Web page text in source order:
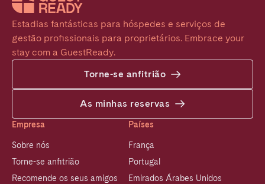
Estadias fantásticas para hóspedes e serviços de
gestão profissionais para proprietários. Embrace your
stay com a GuestReady.
Torne-se anfitrião
As minhas reservas
Empresa
Sobre nós
Torne-se anfitrião
Recomende os seus amigos
Países
França
Portugal
Emirados Árabes Unidos